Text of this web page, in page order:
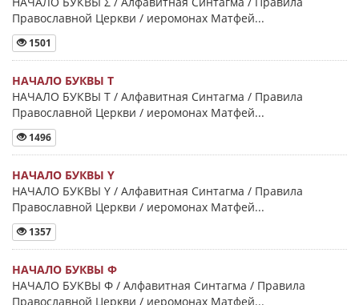
Православной Церкви / иеромонах Матфей...
1501
НАЧАЛО БУКВЫ Τ
НАЧАЛО БУКВЫ Τ / Алфавитная Синтагма / Правила
Православной Церкви / иеромонах Матфей...
1496
НАЧАЛО БУКВЫ Y
НАЧАЛО БУКВЫ Y / Алфавитная Синтагма / Правила
Православной Церкви / иеромонах Матфей...
1357
НАЧАЛО БУКВЫ Φ
НАЧАЛО БУКВЫ Φ / Алфавитная Синтагма / Правила
Православной Церкви / иеромонах Матфей...